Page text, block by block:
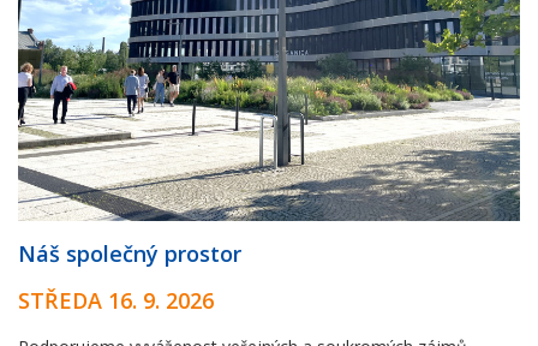
Náš společný prostor
STŘEDA 16. 9. 2026